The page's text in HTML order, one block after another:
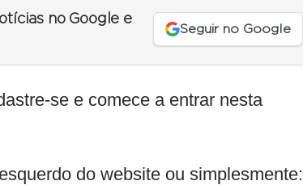
no Google e
Seguir no Google
se e comece a entrar nesta
do website ou simplesmente: